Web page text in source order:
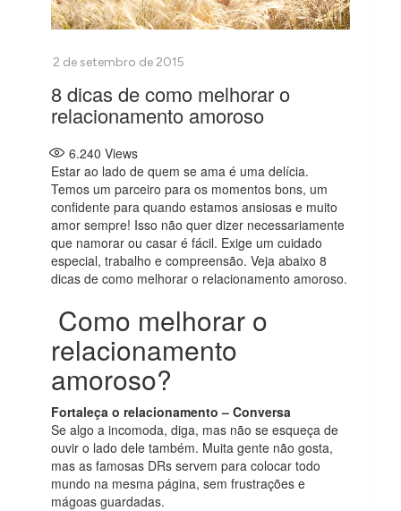
8 dicas de como melhorar o
relacionamento amoroso
6.240 Views
Estar ao lado de quem se ama é uma delícia.
Temos um parceiro para os momentos bons, um
confidente para quando estamos ansiosas e muito
amor sempre! Isso não quer dizer necessariamente
que namorar ou casar é fácil. Exige um cuidado
especial, trabalho e compreensão. Veja abaixo 8
dicas de como melhorar o relacionamento amoroso.
Como melhorar o
relacionamento
amoroso?
Fortaleça o relacionamento – Conversa
Se algo a incomoda, diga, mas não se esqueça de
ouvir o lado dele também. Muita gente não gosta,
mas as famosas DRs servem para colocar todo
mundo na mesma página, sem frustrações e
mágoas guardadas.